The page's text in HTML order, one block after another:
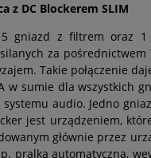
z DC Blockerem SLIM
gniazd z filtrem oraz
za
Takie połączenie
w sumie dla wszystkich
audio. Jedno
jest urządzeniem,
głównie przez
pralka automatyczna,